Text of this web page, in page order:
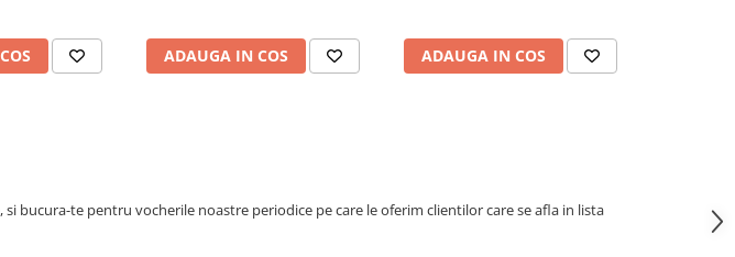
ADAUGA IN COS ADAUGA IN COS
bucura-te pentru vocherile noastre periodice pe care le oferim clientilor care se afla in lista